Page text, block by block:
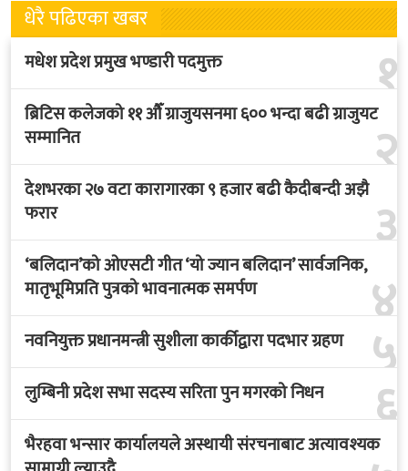
धेरै पढिएका खबर
१
मधेश प्रदेश प्रमुख भण्डारी पदमुक्त
२
ब्रिटिस कलेजको ११ औँ ग्राजुयसनमा ६०० भन्दा बढी ग्राजुयट
सम्मानित
३
देशभरका २७ वटा कारागारका ९ हजार बढी कैदीबन्दी अझै
फरार
४
‘बलिदान’को ओएसटी गीत ‘यो ज्यान बलिदान’ सार्वजनिक,
मातृभूमिप्रति पुत्रको भावनात्मक समर्पण
५
नवनियुक्त प्रधानमन्त्री सुशीला कार्कीद्वारा पदभार ग्रहण
६
लुम्बिनी प्रदेश सभा सदस्य सरिता पुन मगरको निधन
भैरहवा भन्सार कार्यालयले अस्थायी संरचनाबाट अत्यावश्यक